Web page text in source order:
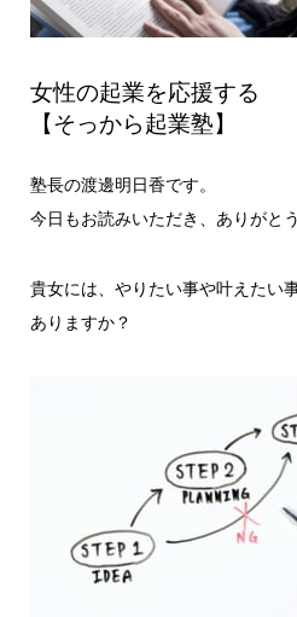
女性の起業を応援する
【そっから起業塾】
塾長の渡邊明日香です。
今日もお読みいただき、ありがと
貴女には、やりたい事や叶えたい
ありますか？